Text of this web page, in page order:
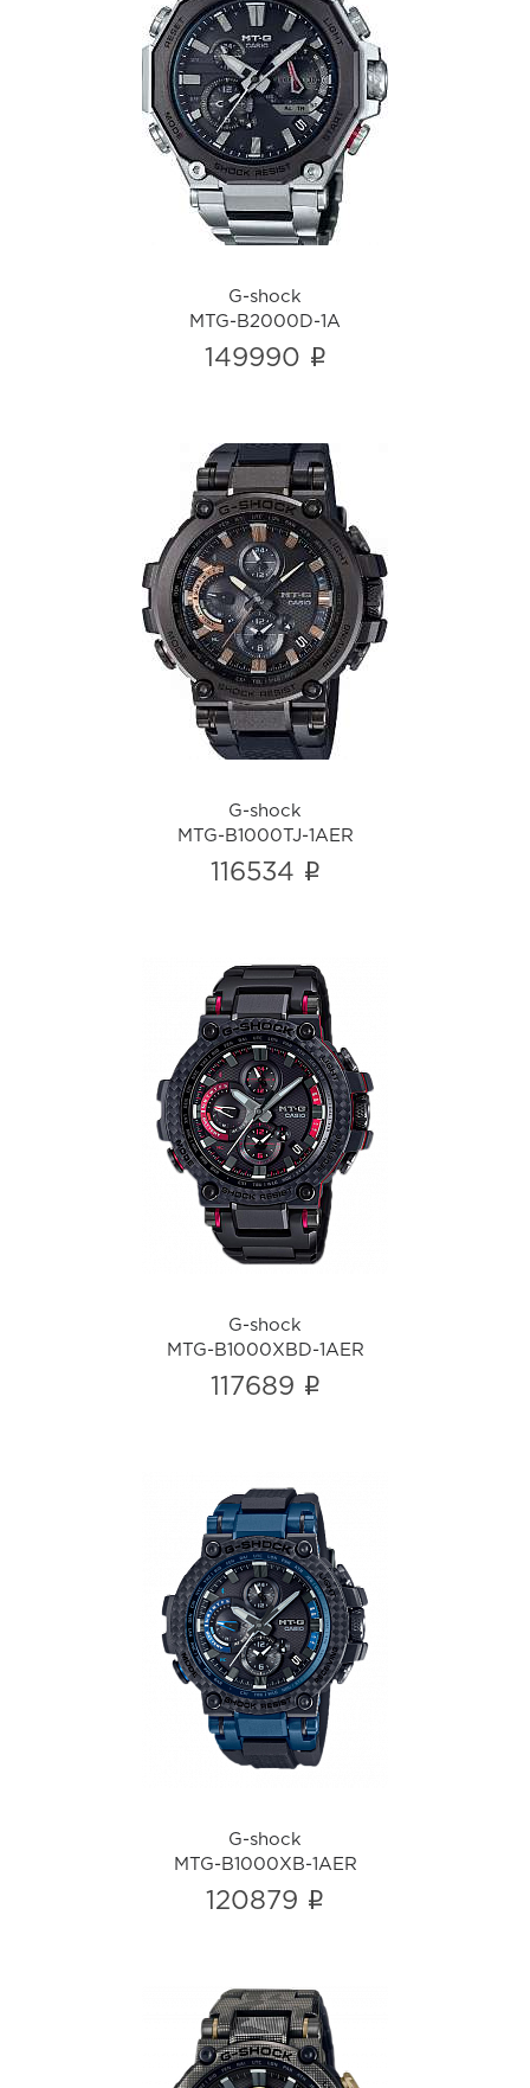
G-shock
MTG-B2000D-1A
i
G-shock
MTG-B2000D-1A
149990 i
G-shock
MTG-B1000TJ-1AER
i
G-shock
MTG-B1000TJ-1AER
116534 i
G-shock
MTG-B1000XBD-1AER
i
G-shock
MTG-B1000XBD-1AER
117689 i
G-shock
MTG-B1000XB-1AER
i
G-shock
MTG-B1000XB-1AER
120879 i